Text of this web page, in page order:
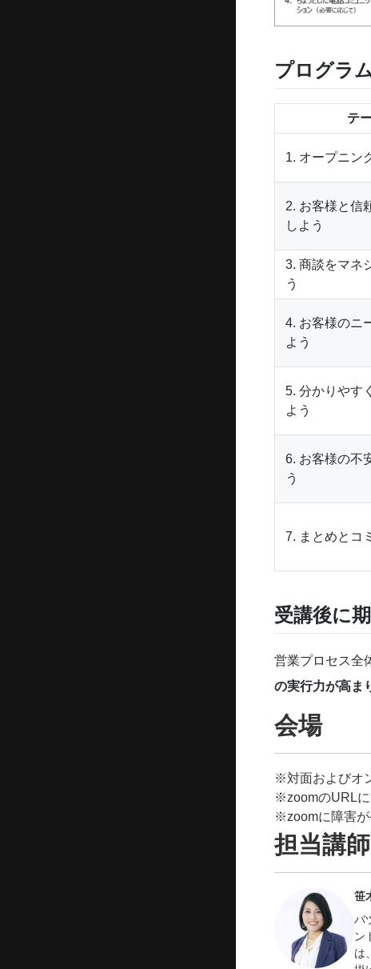
プログラ
テ
1. オープニン
2. お客様と信
しよう
3. 商談をマネ
う
4. お客様のニ
よう
5. 分かりやす
よう
6. お客様の不
う
7. まとめとコ
受講後に
営業プロセス全
の実行力が高ま
会場
※対面およびオ
※zoomのURLに
※zoomに障害が
担当講
笹
バ
ン
は